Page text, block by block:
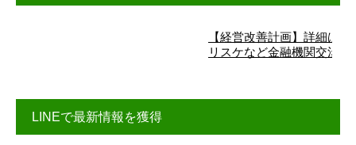
【経営改善計画】詳細はこちら
リスケなど金融機関交渉にお悩み
LINEで最新情報を獲得